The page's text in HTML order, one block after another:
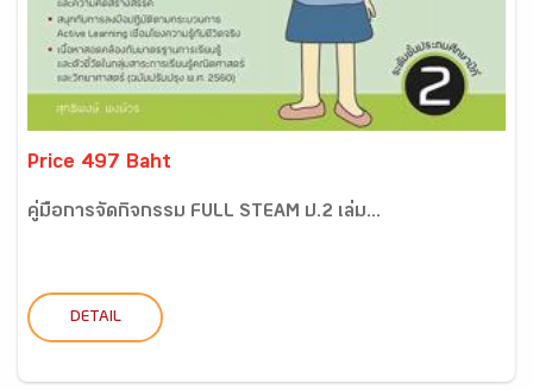
Price 497 Baht
คู่มือการจัดกิจกรรม FULL STEAM ป.2 เล่ม...
DETAIL